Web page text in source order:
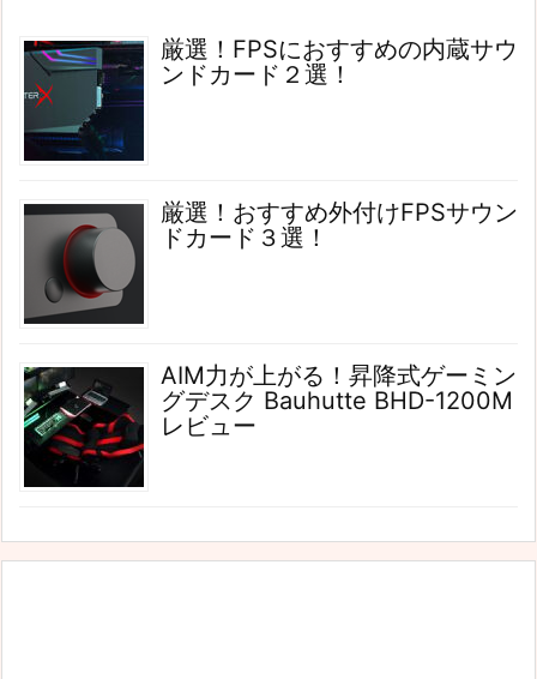
厳選！FPSにおすすめの内蔵サウ
ンドカード２選！
厳選！おすすめ外付けFPSサウン
ドカード３選！
AIM力が上がる！昇降式ゲーミン
グデスク Bauhutte BHD-1200M
レビュー